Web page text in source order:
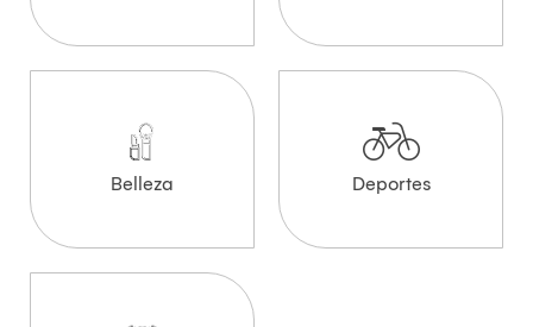
Belleza Deportes